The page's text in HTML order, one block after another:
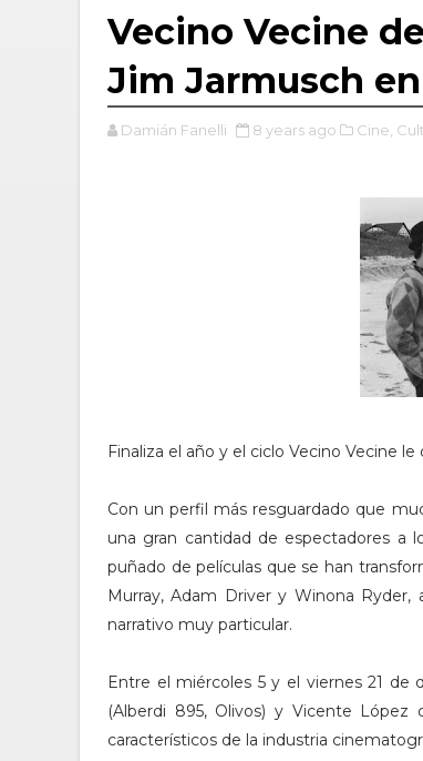
Vecino Vecine
Jim Jarmusch
Damián Fanelli 8 years ago Cine,
Finaliza el año y el ciclo Vecino Vecine
Con un perfil más resguardado que
una gran cantidad de espectadores a
puñado de películas que se han
Murray, Adam Driver y Winona
narrativo muy particular.
Entre el miércoles 5 y el viernes 21 de
(Alberdi 895, Olivos) y Vicente
característicos de la industria